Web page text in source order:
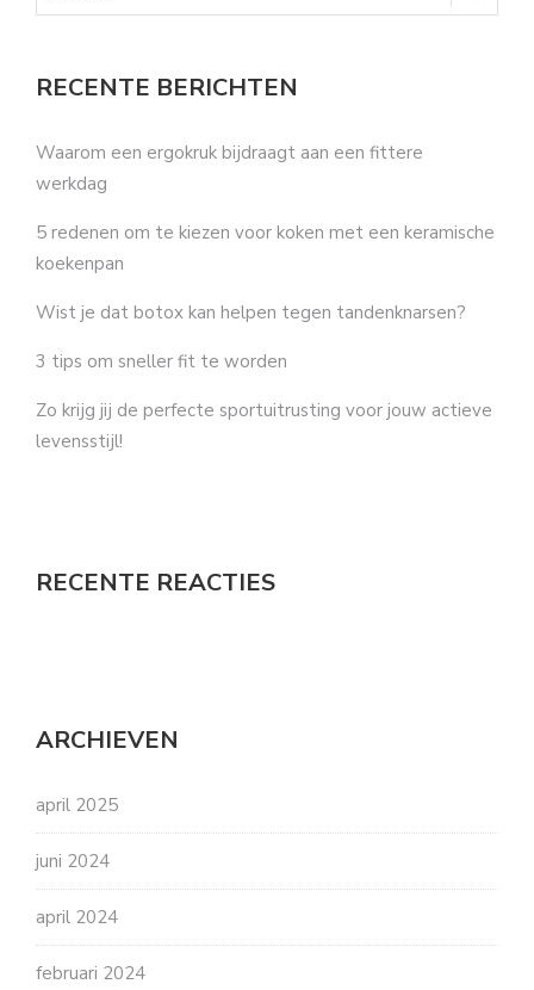
RECENTE BERICHTEN
Waarom een ergokruk bijdraagt aan een fittere
werkdag
5 redenen om te kiezen voor koken met een keramische
koekenpan
Wist je dat botox kan helpen tegen tandenknarsen?
3 tips om sneller fit te worden
Zo krijg jij de perfecte sportuitrusting voor jouw actieve
levensstijl!
RECENTE REACTIES
ARCHIEVEN
april 2025
juni 2024
april 2024
februari 2024